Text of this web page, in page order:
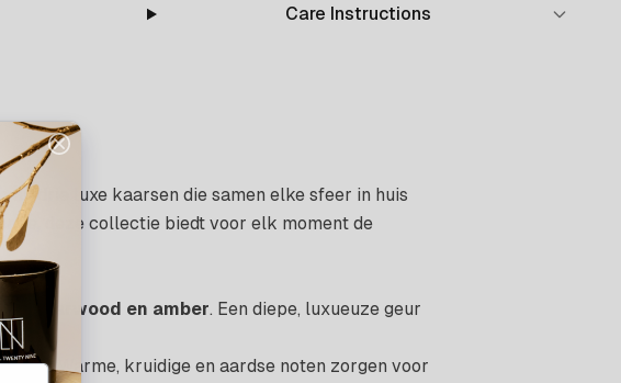
Care Instructions
drie luxe kaarsen die samen elke sfeer in huis
deze collectie biedt voor elk moment de
agarwood en amber. Een diepe, luxueuze geur
. Warme, kruidige en aardse noten zorgen voor